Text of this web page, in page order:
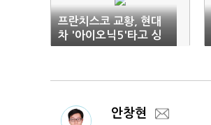
프란치스코 교황, 현대
차 '아이오닉5'타고 싱
가포르 순방
안창현